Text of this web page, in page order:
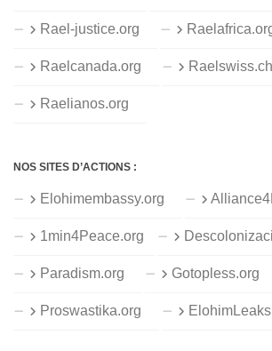
Rael-justice.org
Raelcanada.org
Raelianos.org
NOS SITES D’ACTIONS :
Elohimembassy.org
1min4Peace.org
Paradism.org Gotopless.org
Proswastika.org